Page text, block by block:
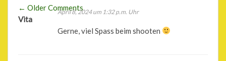
Comment
navigation
← Older Comments
Vita
April 8, 2024 um 1:32 p.m. Uhr
Gerne, viel Spass beim shooten
Comment
navigation